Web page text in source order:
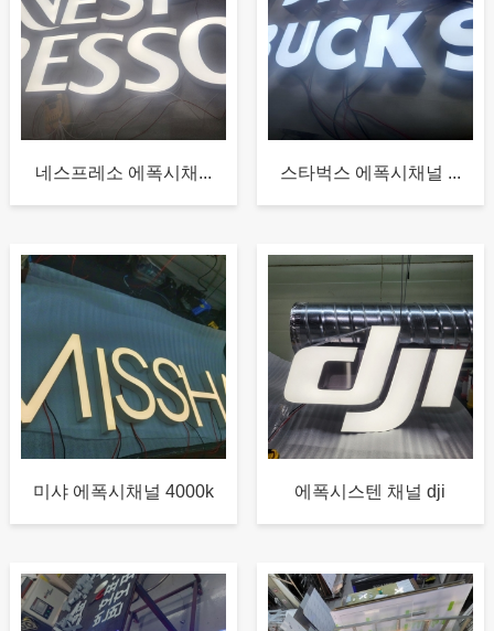
네스프레소 에폭시채... 스타벅스 에폭시채널 ...
미샤 에폭시채널 4000k 에폭시스텐 채널 dji